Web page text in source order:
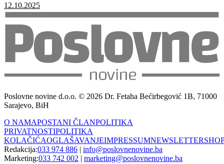
12.10.2025
Poslovne novine d.o.o. © 2026 Dr. Fetaha Bećirbegović 1B, 71000
Sarajevo, BiH
O NAMAPOSTANI ČLANPOLITIKA
PRIVATNOSTIPOLITIKA
KOLAČIĆAOGLAŠAVANJEIMPRESSUMNEWSLETTER
Redakcija:033 974 886 | info@poslovnenovine.ba
Marketing:033 742 002 | marketing@poslovnenovine.ba